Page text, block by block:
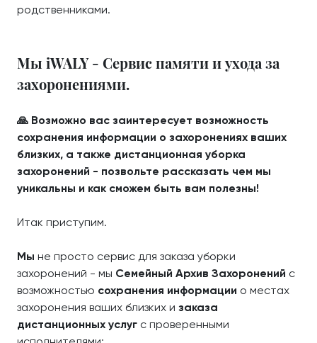
родственниками.
Мы iWALY - Сервис памяти и ухода за
захоронениями.
🙏 Возможно вас заинтересует возможность
сохранения информации о захоронениях ваших
близких, а также дистанционная уборка
захоронений - позвольте рассказать чем мы
уникальны и как сможем быть вам полезны!
Итак приступим.
Мы не просто сервис для заказа уборки
захоронений - мы Семейный Архив Захоронений с
возможностью сохранения информации о местах
захоронения ваших близких и заказа
дистанционных услуг с проверенными